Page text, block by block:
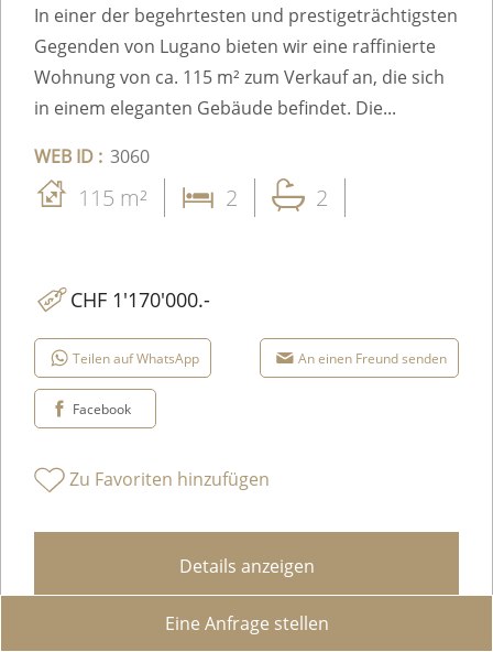
In einer der begehrtesten und prestigeträchtigsten
Gegenden von Lugano bieten wir eine raffinierte
Wohnung von ca. 115 m² zum Verkauf an, die sich
in einem eleganten Gebäude befindet. Die...
WEB ID : 3060
115 m² 2 2
CHF 1'170'000.-
Teilen auf WhatsApp An einen Freund senden
Facebook
Zu Favoriten hinzufügen
Details anzeigen
Eine Anfrage stellen